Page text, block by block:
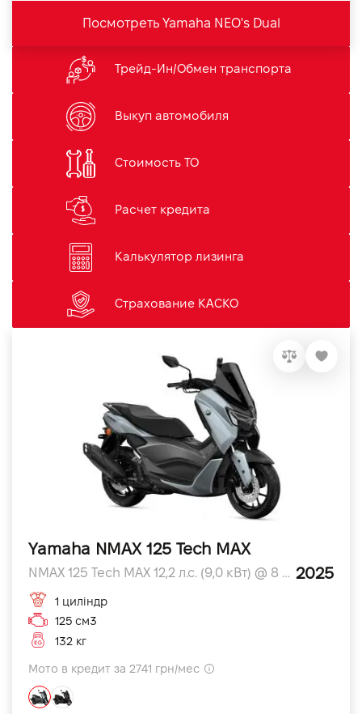
Посмотреть Yamaha NEO's Dual
Трейд-Ин/Обмен транспорта
Выкуп автомобиля
Стоимость ТО
Расчет кредита
Калькулятор лизинга
Страхование КАСКО
Yamaha NMAX 125 Tech MAX
NMAX 125 Tech MAX 12,2 л.с. (9,0 кВт) @ 8 000 л.с. 2025
1 циліндр
125 см3
132 кг
Мото в кредит за 2741 грн/мес